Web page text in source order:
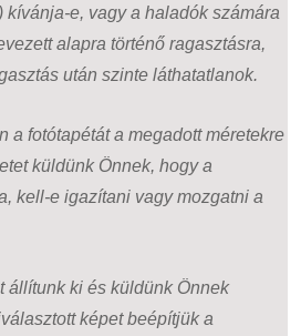
kívánja-e, vagy a haladók számára
alapra történő ragasztásra,
után szinte láthatatlanok.
a fotótapétát a megadott méretekre
küldünk Önnek, hogy a
kell-e igazítani vagy mozgatni a
állítunk ki és küldünk Önnek
képet beépítjük a